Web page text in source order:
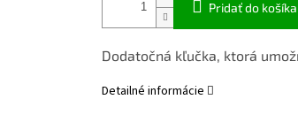
Pridať do košíka
Dodatočná kľučka, ktorá
Detailné informácie